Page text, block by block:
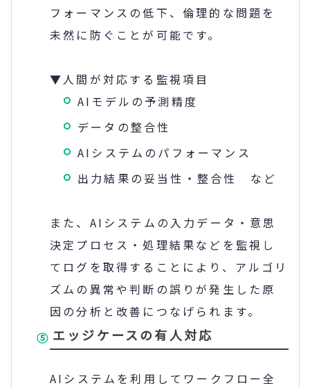
フォーマンスの低下、倫理的な問題を
未然に防ぐことが可能です。
▼人間が対応する監視項目
AIモデルの予測精度
データの整合性
AIシステムのパフォーマンス
出力結果の妥当性・整合性 など
また、AIシステムの入力データ・意思
決定プロセス・処理結果などを監視し
てログを取得することにより、アルゴリ
ズムの異常や判断の誤りが発生した原
因の分析と改善につなげられます。
エッジケースの有人対応
AIシステムを利用してワークフロー全